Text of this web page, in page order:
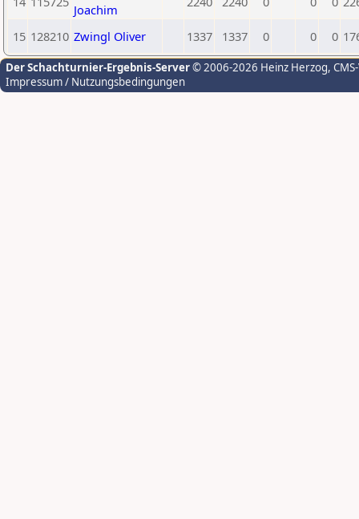
Joachim
15 128210 Zwingl Oliver 1337 1337 0 0 0
Der Schachturnier-Ergebnis-Server© 2006-2026 Heinz Herzog,
Impressum / Nutzungsbedingungen